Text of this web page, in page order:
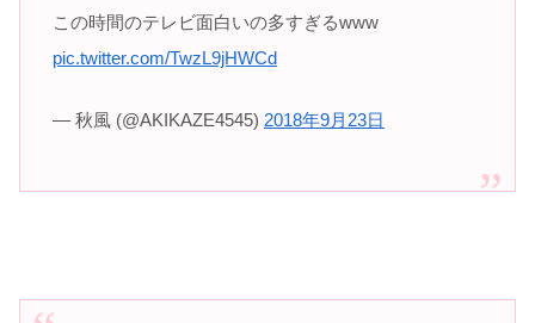
この時間のテレビ面白いの多すぎるwww
pic.twitter.com/TwzL9jHWCd
— 秋風 (@AKIKAZE4545) 2018年9月23日